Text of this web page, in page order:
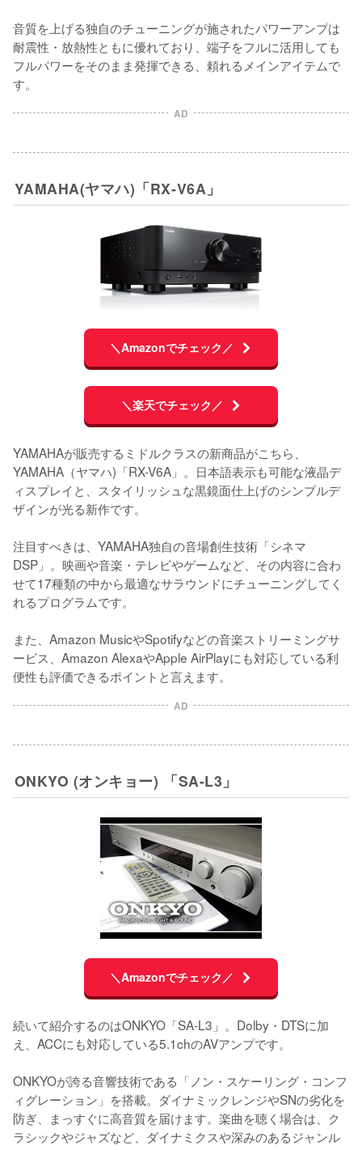
音質を上げる独自のチューニングが施されたパワーアンプは
耐震性・放熱性ともに優れており、端子をフルに活用しても
フルパワーをそのまま発揮できる、頼れるメインアイテムで
す。
AD
YAMAHA(ヤマハ)「RX-V6A」
＼Amazonでチェック／
＼楽天でチェック／
YAMAHAが販売するミドルクラスの新商品がこちら、
YAMAHA（ヤマハ)「RX-V6A」。日本語表示も可能な液晶デ
ィスプレイと、スタイリッシュな黒鏡面仕上げのシンプルデ
ザインが光る新作です。
注目すべきは、YAMAHA独自の音場創生技術「シネマ
DSP」。映画や音楽・テレビやゲームなど、その内容に合わ
せて17種類の中から最適なサラウンドにチューニングしてく
れるプログラムです。
また、Amazon MusicやSpotifyなどの音楽ストリーミングサ
ービス、Amazon AlexaやApple AirPlayにも対応している利
便性も評価できるポイントと言えます。
AD
ONKYO (オンキョー) 「SA-L3」
＼Amazonでチェック／
続いて紹介するのはONKYO「SA-L3」。Dolby・DTSに加
え、ACCにも対応している5.1chのAVアンプです。
ONKYOが誇る音響技術である「ノン・スケーリング・コンフ
ィグレーション」を搭載。ダイナミックレンジやSNの劣化を
防ぎ、まっすぐに高音質を届けます。楽曲を聴く場合は、ク
ラシックやジャズなど、ダイナミクスや深みのあるジャンル